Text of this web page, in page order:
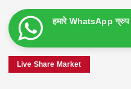
हमारे WhatsApp
Live Share Market